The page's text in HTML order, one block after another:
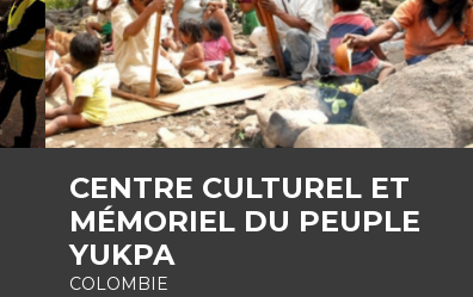
CENTRE CULTUREL ET
MÉMORIEL DU PEUPLE
YUKPA
COLOMBIE